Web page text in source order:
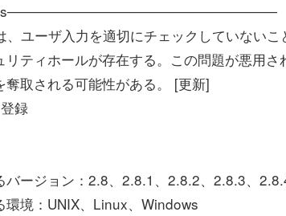
、ユーザ入力を適切にチェックしていない
リティホールが存在する。この問題が悪用
奪取される可能性がある。 [更新]
録
バージョン：2.8、2.8.1、2.8.2、2.8.3、
環境：UNIX、Linux、Windows